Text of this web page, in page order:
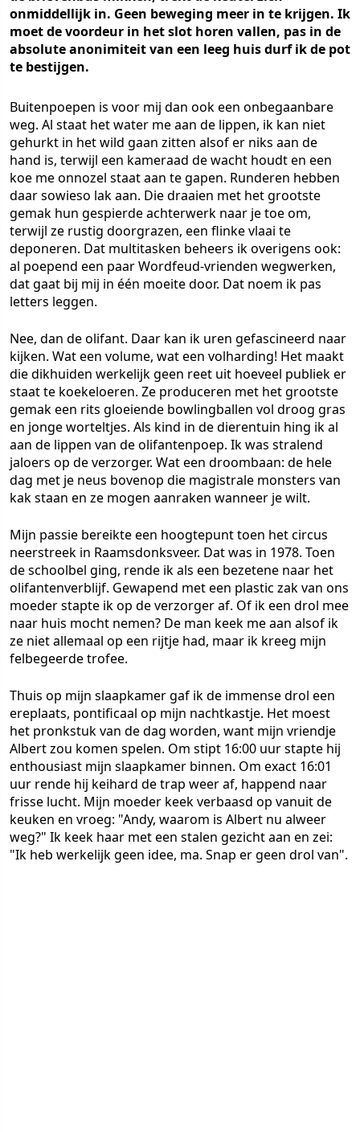
onmiddellijk in. Geen beweging meer in te krijgen. Ik
moet de voordeur in het slot horen vallen, pas in de
absolute anonimiteit van een leeg huis durf ik de pot
te bestijgen.
Buitenpoepen is voor mij dan ook een onbegaanbare
weg. Al staat het water me aan de lippen, ik kan niet
gehurkt in het wild gaan zitten alsof er niks aan de
hand is, terwijl een kameraad de wacht houdt en een
koe me onnozel staat aan te gapen. Runderen hebben
daar sowieso lak aan. Die draaien met het grootste
gemak hun gespierde achterwerk naar je toe om,
terwijl ze rustig doorgrazen, een flinke vlaai te
deponeren. Dat multitasken beheers ik overigens ook:
al poepend een paar Wordfeud-vrienden wegwerken,
dat gaat bij mij in één moeite door. Dat noem ik pas
letters leggen.
Nee, dan de olifant. Daar kan ik uren gefascineerd naar
kijken. Wat een volume, wat een volharding! Het maakt
die dikhuiden werkelijk geen reet uit hoeveel publiek er
staat te koekeloeren. Ze produceren met het grootste
gemak een rits gloeiende bowlingballen vol droog gras
en jonge worteltjes. Als kind in de dierentuin hing ik al
aan de lippen van de olifantenpoep. Ik was stralend
jaloers op de verzorger. Wat een droombaan: de hele
dag met je neus bovenop die magistrale monsters van
kak staan en ze mogen aanraken wanneer je wilt.
Mijn passie bereikte een hoogtepunt toen het circus
neerstreek in Raamsdonksveer. Dat was in 1978. Toen
de schoolbel ging, rende ik als een bezetene naar het
olifantenverblijf. Gewapend met een plastic zak van ons
moeder stapte ik op de verzorger af. Of ik een drol mee
naar huis mocht nemen? De man keek me aan alsof ik
ze niet allemaal op een rijtje had, maar ik kreeg mijn
felbegeerde trofee.
Thuis op mijn slaapkamer gaf ik de immense drol een
ereplaats, pontificaal op mijn nachtkastje. Het moest
het pronkstuk van de dag worden, want mijn vriendje
Albert zou komen spelen. Om stipt 16:00 uur stapte hij
enthousiast mijn slaapkamer binnen. Om exact 16:01
uur rende hij keihard de trap weer af, happend naar
frisse lucht. Mijn moeder keek verbaasd op vanuit de
keuken en vroeg: "Andy, waarom is Albert nu alweer
weg?" Ik keek haar met een stalen gezicht aan en zei:
"Ik heb werkelijk geen idee, ma. Snap er geen drol van".